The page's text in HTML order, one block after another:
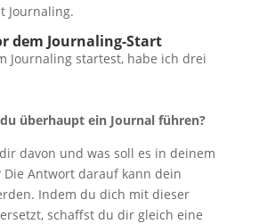
Journaling.
dem Journaling-Start
Journaling startest, habe ich drei
überhaupt ein Journal führen?
davon und was soll es in deinem
Die Antwort darauf kann dein
Indem du dich mit dieser
schaffst du dir gleich eine